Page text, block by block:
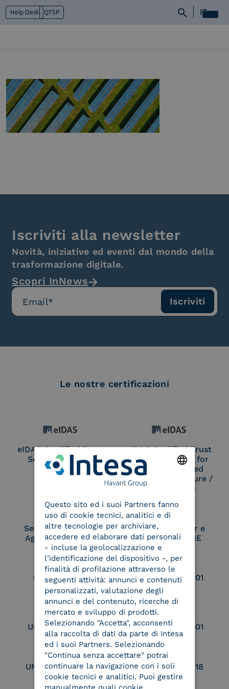
Help Desk QTSP IT
Cosa facciamo
Piattaforme
Industry
News e Media
Iscriviti alla newsletter
Novità, iniziative ed eventi dal mondo della
trasformazione digitale.
Scopri InNews
Le nostre certificazioni
eIDAS Qualified Trust
Service Provider
eIDAS Qualified Trust
Service Provider for
Remote Qualified
Electronic Signature /
Seal Creation
Service Provider e
Aggregatore SPID
Service Provider e
Aggregatore CIE
Conservatore
qualificato
UNI EN ISO 37001
UNI EN ISO 9001 UNI EN ISO 27001
UNI EN ISO 27017 UNI EN ISO 27018
ITALIAN
Questo sito ed i suoi Partners fanno
uso di cookie tecnici, analitici e di
altre tecnologie per archiviare,
accedere ed elaborare dati personali
- incluse la geolocalizzazione e
l’identificazione del dispositivo -, per
finalità di profilazione attraverso le
seguenti attività: annunci e contenuti
personalizzati, valutazione degli
annunci e del contenuto, ricerche di
mercato e sviluppo di prodotti.
Selezionando "Accetta", acconsenti
alla raccolta di dati da parte di Intesa
ed i suoi Partners. Selezionando
"Continua senza accettare" potrai
continuare la navigazione con i soli
cookie tecnici e analitici. Puoi gestire